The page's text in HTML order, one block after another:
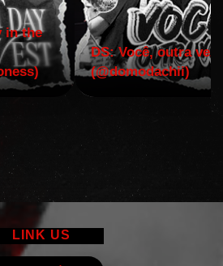
in the
DS: Você, outra vez!
(@domodachii)
LINK US